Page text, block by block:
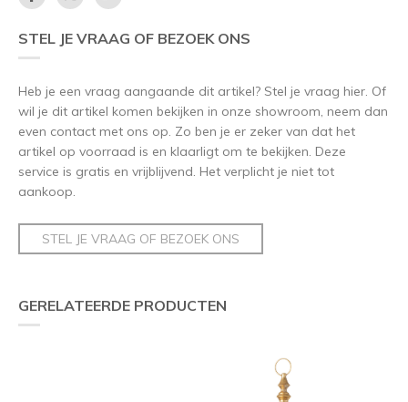
STEL JE VRAAG OF BEZOEK ONS
Heb je een vraag aangaande dit artikel? Stel je vraag hier. Of
wil je dit artikel komen bekijken in onze showroom, neem dan
even contact met ons op. Zo ben je er zeker van dat het
artikel op voorraad is en klaarligt om te bekijken. Deze
service is gratis en vrijblijvend. Het verplicht je niet tot
aankoop.
STEL JE VRAAG OF BEZOEK ONS
GERELATEERDE PRODUCTEN